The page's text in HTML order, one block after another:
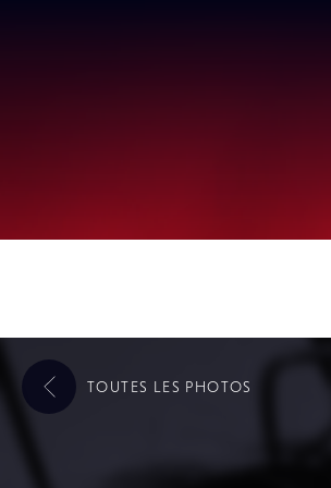
TOUTES LES PHOTOS